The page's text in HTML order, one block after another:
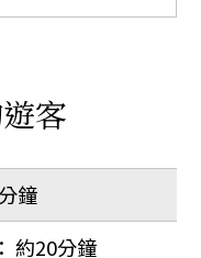
客
鐘
約20分鐘